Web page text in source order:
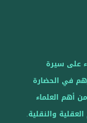
على سيرة
في الحضارة
أهم العلماء
والنقلية.